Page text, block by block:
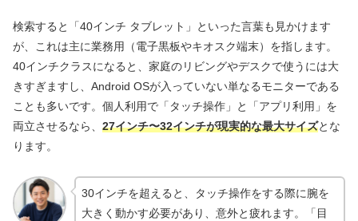
検索すると「40インチ タブレット」といった言葉も見かけます
が、これは主に業務用（電子黒板やキオスク端末）を指します。
40インチクラスになると、家庭のリビングやデスクで使うには大
きすぎますし、Android OSが入っていない単なるモニターである
ことも多いです。個人利用で「タッチ操作」と「アプリ利用」を
両立させるなら、 27インチ〜32インチが現実的な最大サイズとな
ります。
30インチを超えると、タッチ操作をする際に腕を
大きく動かす必要があり、意外と疲れます。「目